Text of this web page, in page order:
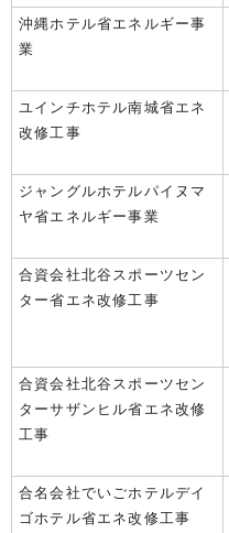
沖縄ホテル省エネルギー事
業
ユインチホテル南城省エネ
改修工事
ジャングルホテルパイヌマ
ヤ省エネルギー事業
合資会社北谷スポーツセン
ター省エネ改修工事
合資会社北谷スポーツセン
ターサザンヒル省エネ改修
工事
合名会社でいごホテルデイ
ゴホテル省エネ改修工事